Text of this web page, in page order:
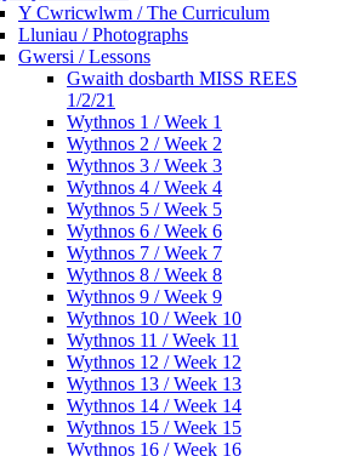
Y Cwricwlwm / The Curriculum
Lluniau / Photographs
Gwersi / Lessons
Gwaith dosbarth MISS REES
1/2/21
Wythnos 1 / Week 1
Wythnos 2 / Week 2
Wythnos 3 / Week 3
Wythnos 4 / Week 4
Wythnos 5 / Week 5
Wythnos 6 / Week 6
Wythnos 7 / Week 7
Wythnos 8 / Week 8
Wythnos 9 / Week 9
Wythnos 10 / Week 10
Wythnos 11 / Week 11
Wythnos 12 / Week 12
Wythnos 13 / Week 13
Wythnos 14 / Week 14
Wythnos 15 / Week 15
Wythnos 16 / Week 16